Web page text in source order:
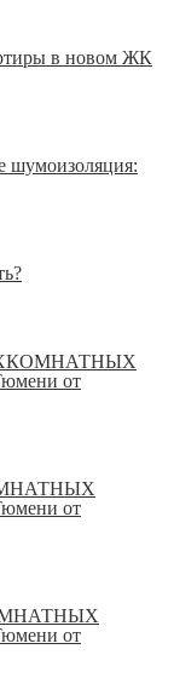
в новом ЖК
шумоизоляция:
от
от
от